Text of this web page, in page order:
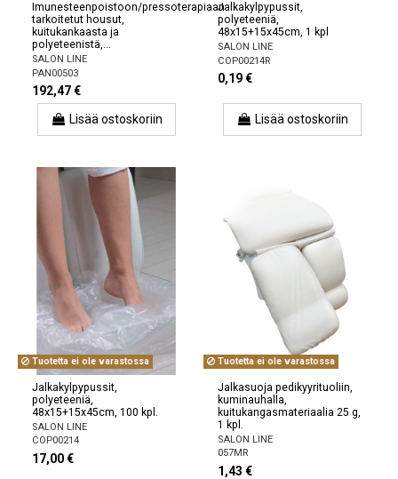
Imunesteenpoistoon/pressoterapiaan
tarkoitetut housut,
kuitukankaasta ja
polyeteenistä,...
SALON LINE
PAN00503
192,47 €
Lisää ostoskoriin
Jalkakylpypussit,
polyeteeniä,
48x15+15x45cm, 1 kpl
SALON LINE
COP00214R
0,19 €
Lisää ostoskoriin
Tuotetta ei ole varastossa
Jalkakylpypussit,
polyeteeniä,
48x15+15x45cm, 100 kpl.
SALON LINE
COP00214
17,00 €
Tuotetta ei ole varastossa
Jalkasuoja pedikyyrituoliin,
kuminauhalla,
kuitukangasmateriaalia 25 g,
1 kpl.
SALON LINE
057MR
1,43 €